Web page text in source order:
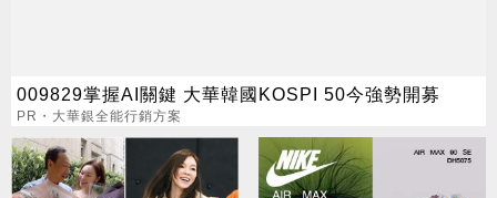
009829掌握AI關鍵 大華韓國KOSPI 50今強勢開募
PR・大華銀全能行銷方案